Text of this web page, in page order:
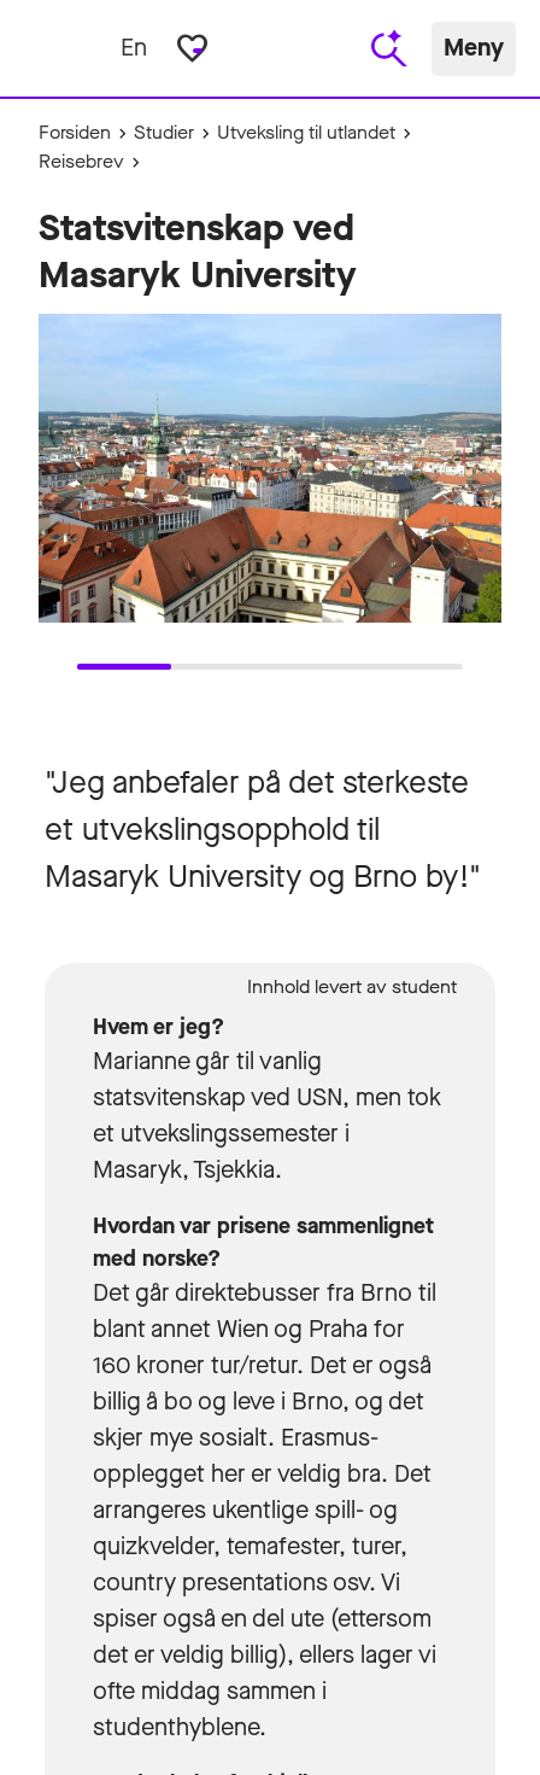
En favorite_border Meny
Forsiden Studier
Utveksling til utlandet
Reisebrev
Statsvitenskap ved
Masaryk University
"Jeg anbefaler på det sterkeste
et utvekslingsopphold til
Masaryk University og Brno by!"
Hvem er jeg?
Marianne går til vanlig
statsvitenskap ved USN, men tok
et utvekslingssemester i
Masaryk, Tsjekkia.
Hvordan var prisene sammenlignet
med norske?
Det går direktebusser fra Brno til
blant annet Wien og Praha for
160 kroner tur/retur. Det er også
billig å bo og leve i Brno, og det
skjer mye sosialt. Erasmus-
opplegget her er veldig bra. Det
arrangeres ukentlige spill- og
quizkvelder, temafester, turer,
country presentations osv. Vi
spiser også en del ute (ettersom
det er veldig billig), ellers lager vi
ofte middag sammen i
studenthyblene.